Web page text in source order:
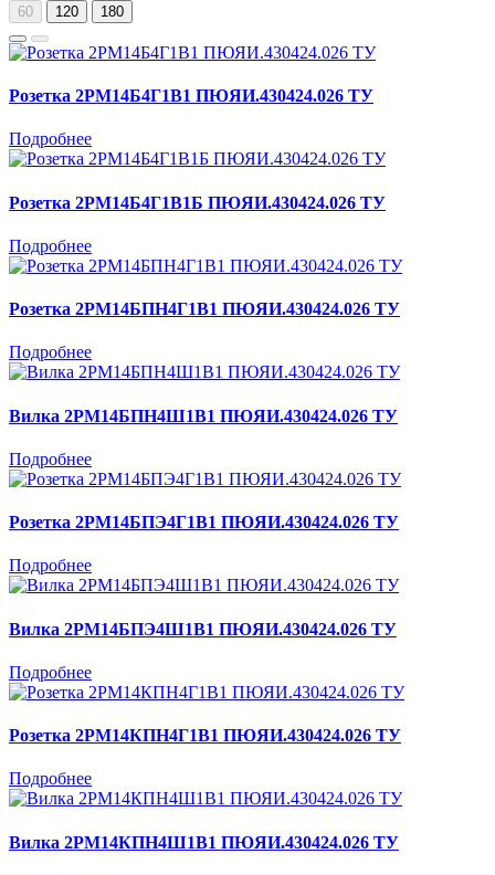
60 120 180
Розетка 2РМ14Б4Г1В1 ПЮЯИ.430424.026 ТУ
Подробнее
Розетка 2РМ14Б4Г1В1Б ПЮЯИ.430424.026 ТУ
Подробнее
Розетка 2РМ14БПН4Г1В1 ПЮЯИ.430424.026 ТУ
Подробнее
Вилка 2РМ14БПН4Ш1В1 ПЮЯИ.430424.026 ТУ
Подробнее
Розетка 2РМ14БПЭ4Г1В1 ПЮЯИ.430424.026 ТУ
Подробнее
Вилка 2РМ14БПЭ4Ш1В1 ПЮЯИ.430424.026 ТУ
Подробнее
Розетка 2РМ14КПН4Г1В1 ПЮЯИ.430424.026 ТУ
Подробнее
Вилка 2РМ14КПН4Ш1В1 ПЮЯИ.430424.026 ТУ